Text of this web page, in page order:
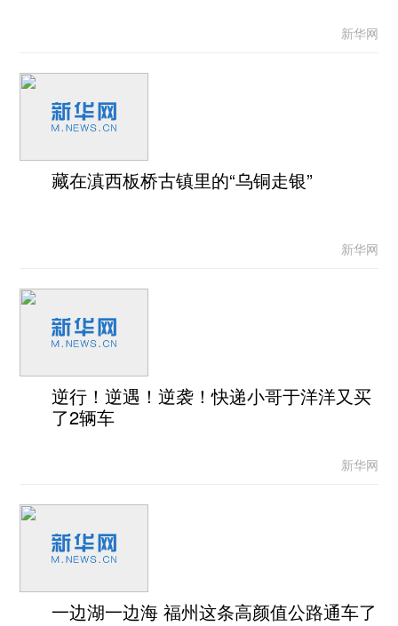
新华网
藏在滇西板桥古镇里的“乌铜走银”
新华网
逆行！逆遇！逆袭！快递小哥于洋洋又买
了2辆车
新华网
一边湖一边海 福州这条高颜值公路通车了